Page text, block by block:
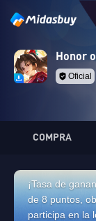
Honor
Oficial
COMPRA
¡Tasa de
de 8 puntos,
participa en la